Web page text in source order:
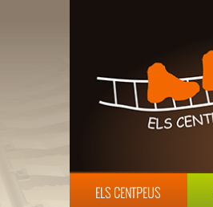
ELS CENTPEUS